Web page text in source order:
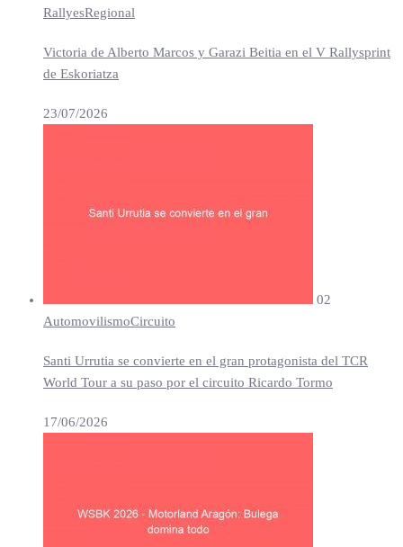
RallyesRegional
Victoria de Alberto Marcos y Garazi Beitia en el V Rallysprint
de Eskoriatza
23/07/2026
02
AutomovilismoCircuito
Santi Urrutia se convierte en el gran protagonista del TCR
World Tour a su paso por el circuito Ricardo Tormo
17/06/2026